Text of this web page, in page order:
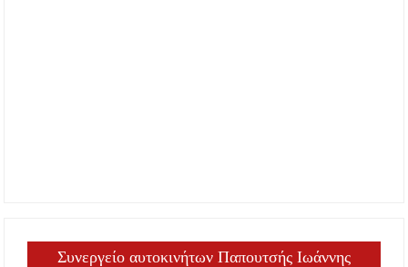
Συνεργείο αυτοκινήτων Παπουτσής Ιωάννης